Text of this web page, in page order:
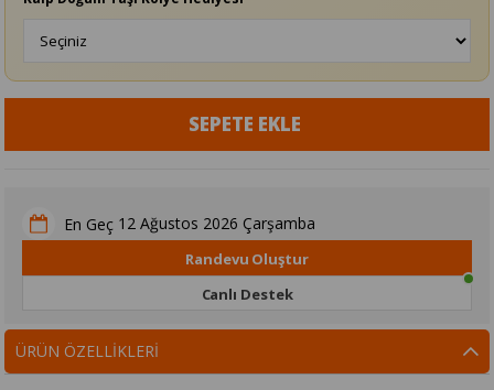
En Geç 12 Ağustos 2026 Çarşamba
Randevu Oluştur
Canlı Destek
ÜRÜN ÖZELLIKLERI